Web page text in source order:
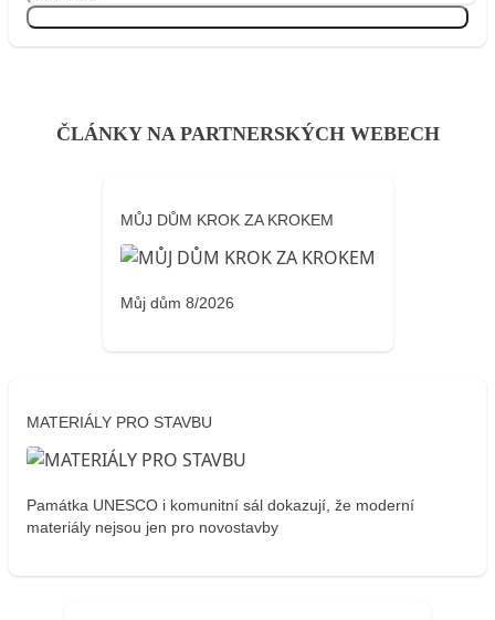
ČLÁNKY NA PARTNERSKÝCH WEBECH
MŮJ DŮM KROK ZA KROKEM
Můj dům 8/2026
MATERIÁLY PRO STAVBU
Památka UNESCO i komunitní sál dokazují, že moderní
materiály nejsou jen pro novostavby